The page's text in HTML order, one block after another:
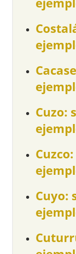
Cuzo:
Cuyo: